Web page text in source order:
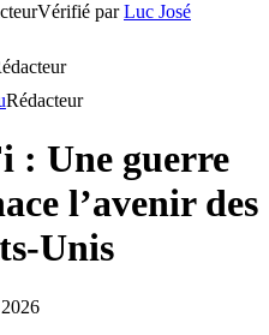
Vérifié parLuc José
Rédacteur
: Une guerre
l’avenir des
Unis